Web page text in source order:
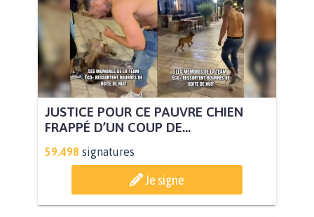
JUSTICE POUR CE PAUVRE CHIEN
FRAPPÉ D’UN COUP DE...
59.498 signatures
Je signe